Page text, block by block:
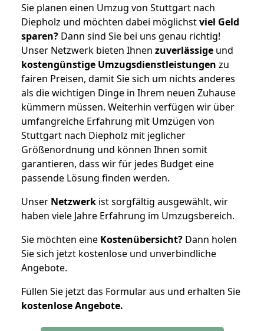
Sie planen einen Umzug von Stuttgart nach
Diepholz und möchten dabei möglichstviel Geld
sparen? Dann sind Sie bei uns genau richtig!
Unser Netzwerk bieten Ihnen zuverlässige und
kostengünstige Umzugsdienstleistungen zu
fairen Preisen, damit Sie sich um nichts anderes
als die wichtigen Dinge in Ihrem neuen Zuhause
kümmern müssen. Weiterhin verfügen wir über
umfangreiche Erfahrung mit Umzügen von
Stuttgart nach Diepholz mit jeglicher
Größenordnung und können Ihnen somit
garantieren, dass wir für jedes Budget eine
passende Lösung finden werden.
Unser Netzwerk ist sorgfältig ausgewählt, wir
haben viele Jahre Erfahrung im Umzugsbereich.
Sie möchten eine Kostenübersicht? Dann holen
Sie sich jetzt kostenlose und unverbindliche
Angebote.
Füllen Sie jetzt das Formular aus und erhalten Sie
kostenloseAngebote.